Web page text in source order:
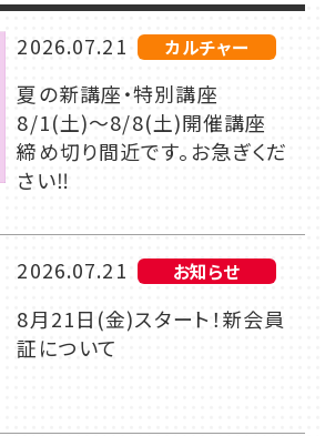
2026.07.21 カルチャー
夏の新講座・特別講座
8/1(土)～8/8(土)開催講座
締め切り間近です。お急ぎくだ
さい‼
2026.07.21 お知らせ
8月21日(金)スタート！新会員
証について